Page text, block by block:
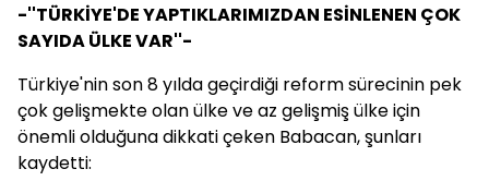
-''TÜRKİYE'DE YAPTIKLARIMIZDAN ESİNLENEN ÇOK
SAYIDA ÜLKE VAR''-
Türkiye'nin son 8 yılda geçirdiği reform sürecinin pek
çok gelişmekte olan ülke ve az gelişmiş ülke için
önemli olduğuna dikkati çeken Babacan, şunları
kaydetti: